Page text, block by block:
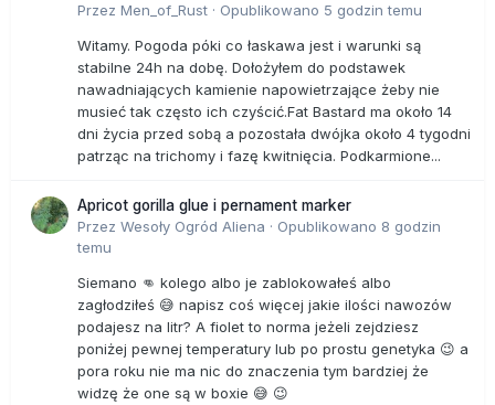
Przez Men_of_Rust · Opublikowano 5 godzin temu
Witamy. Pogoda póki co łaskawa jest i warunki są
stabilne 24h na dobę. Dołożyłem do podstawek
nawadniających kamienie napowietrzające żeby nie
musieć tak często ich czyścić.Fat Bastard ma około 14
dni życia przed sobą a pozostała dwójka około 4 tygodni
patrząc na trichomy i fazę kwitnięcia. Podkarmione...
Apricot gorilla glue i pernament marker
Przez Wesoły Ogród Aliena · Opublikowano 8 godzin
temu
Siemano 👊 kolego albo je zablokowałeś albo
zagłodziłeś 😅 napisz coś więcej jakie ilości nawozów
podajesz na litr? A fiolet to norma jeżeli zejdziesz
poniżej pewnej temperatury lub po prostu genetyka 😉 a
pora roku nie ma nic do znaczenia tym bardziej że
widzę że one są w boxie 😅 😉